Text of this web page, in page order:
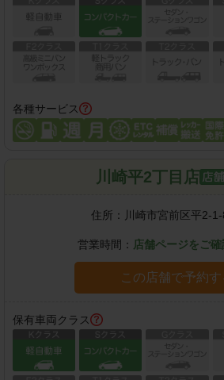
各種サービス
川崎平2丁目店
住所： 川崎市宮前区平2-1-
営業時間： 店舗ページをご
この店舗で予約す
保有車両クラス